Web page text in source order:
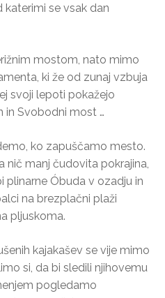
se vsak dan
mostom, nato mimo
ki že od zunaj vzbuja
svoji lepoti pokažejo
in Svobodni most …
ko zapuščamo mesto.
nič manj čudovita pokrajina,
plinarne Óbuda v ozadju in
na brezplačni plaži
pljuskoma.
kajakašev se vije mimo
si, da bi sledili njihovemu
pogledamo